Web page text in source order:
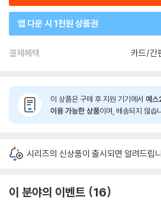
앱 다운 시 1천원 상품권
결제혜택 카드/간
이 상품은 구매 후 지원 기기에서 예
이용 가능한 상품이며, 배송되지 않습
시리즈의 신상품이 출시되면 알려드립
이 분야의 이벤트 16